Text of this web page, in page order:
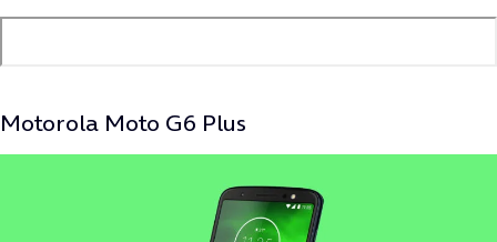
Motorola Moto G6 Plus